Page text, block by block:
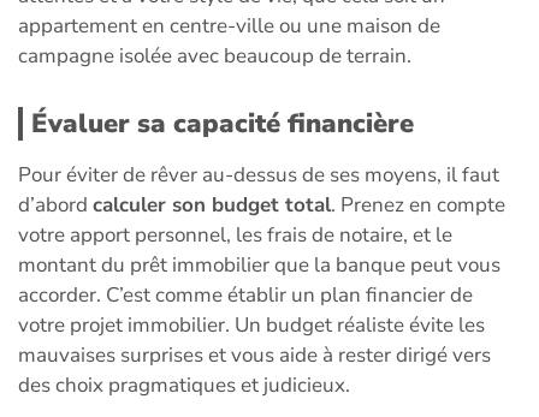
appartement en centre-ville ou une maison de
campagne isolée avec beaucoup de terrain.
Évaluer sa capacité financière
Pour éviter de rêver au-dessus de ses moyens, il faut
d’abord calculer son budget total. Prenez en compte
votre apport personnel, les frais de notaire, et le
montant du prêt immobilier que la banque peut vous
accorder. C’est comme établir un plan financier de
votre projet immobilier. Un budget réaliste évite les
mauvaises surprises et vous aide à rester dirigé vers
des choix pragmatiques et judicieux.